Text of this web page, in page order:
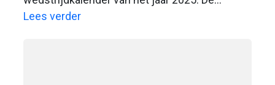
wedstrijden zijn sinds dit jaar samen met
Lees verder